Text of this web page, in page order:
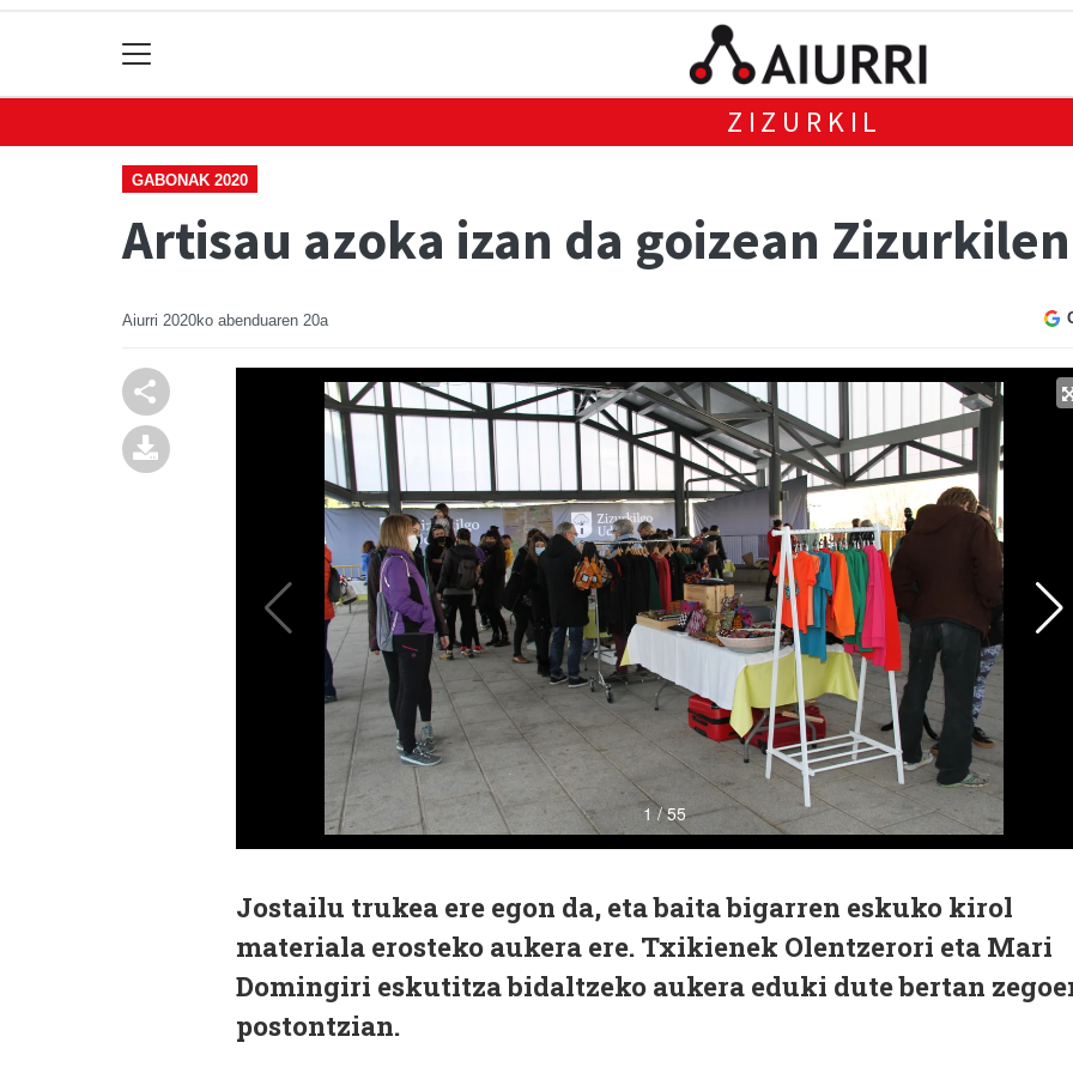
ZIZURKIL
GABONAK 2020
Artisau azoka izan da goizean Zizurkilen
Aiurri 2020ko abenduaren 20a
Jostailu trukea ere egon da, eta baita bigarren eskuko kirol
materiala erosteko aukera ere. Txikienek Olentzerori eta Mari
Domingiri eskutitza bidaltzeko aukera eduki dute bertan
postontzian.